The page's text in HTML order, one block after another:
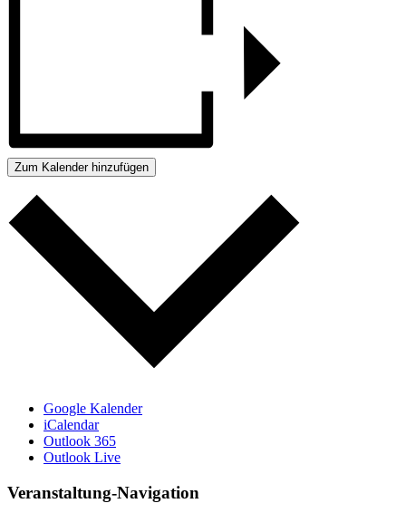
Zum Kalender hinzufügen
Google Kalender
iCalendar
Outlook 365
Outlook Live
Veranstaltung-Navigation